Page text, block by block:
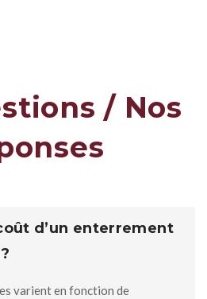
/ Nos
d’un enterrement
varient en fonction de